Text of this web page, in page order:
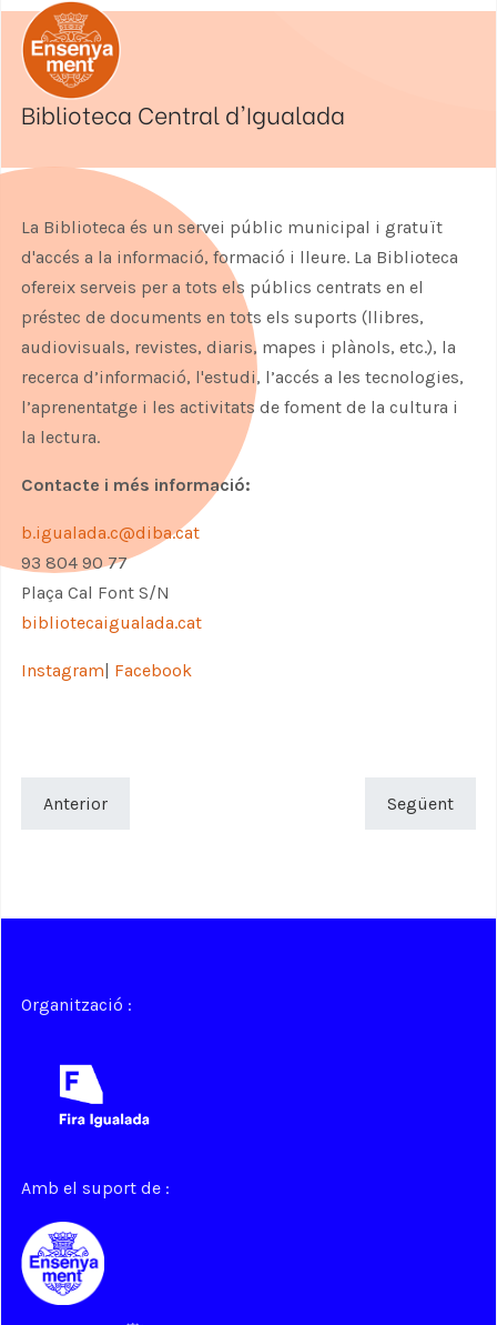
Biblioteca Central d'Igualada
La Biblioteca és un servei públic municipal i gratuït
d'accés a la informació, formació i lleure. La Biblioteca
ofereix serveis per a tots els públics centrats en el
préstec de documents en tots els suports (llibres,
audiovisuals, revistes, diaris, mapes i plànols, etc.), la
recerca d’informació, l'estudi, l’accés a les tecnologies,
l’aprenentatge i les activitats de foment de la cultura i
la lectura.
Contacte i més informació:
b.igualada.c@diba.cat
93 804 90 77
Plaça Cal Font S/N
bibliotecaigualada.cat
Instagram| Facebook
Anterior Següent
Organització :
Amb el suport de :